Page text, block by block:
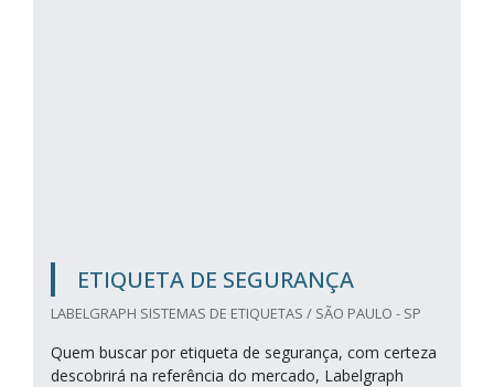
ETIQUETA DE SEGURANÇA
LABELGRAPH SISTEMAS DE ETIQUETAS / SÃO PAULO - SP
Quem buscar por etiqueta de segurança, com certeza
descobrirá na referência do mercado, Labelgraph